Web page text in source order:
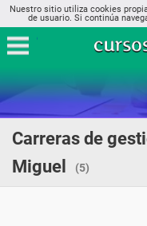
Nuestro sitio utiliza cookies
de usuario. Si continúa
Carreras de
Miguel
(5)